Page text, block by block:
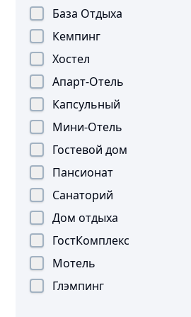
База Отдыха
Кемпинг
Хостел
Апарт-Отель
Капсульный
Мини-Отель
Гостевой дом
Пансионат
Санаторий
Дом отдыха
ГостКомплекс
Мотель
Глэмпинг